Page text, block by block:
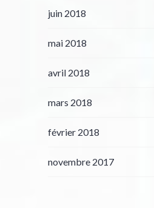
juin 2018
mai 2018
avril 2018
mars 2018
février 2018
novembre 2017